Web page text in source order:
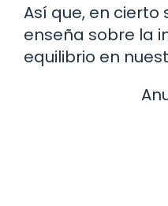
Así que, en cierto
enseña sobre la
equilibrio en